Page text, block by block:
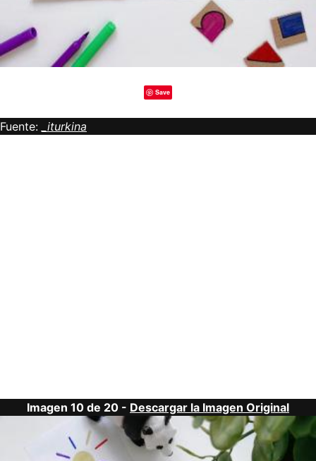
Save
Fuente: _iturkina
Imagen 10 de 20 - Descargar la Imagen Original